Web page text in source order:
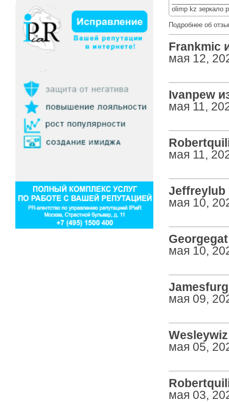
olimp kz зеркало
Подробнее об
Frankmic
мая 12,
Ivanpew
мая 11,
мая 11,
Jeffreylub
мая 10,
Georgegat
мая 10,
мая 09,
Wesleywiz
мая 05,
мая 03,